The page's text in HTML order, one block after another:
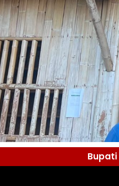
Bupati